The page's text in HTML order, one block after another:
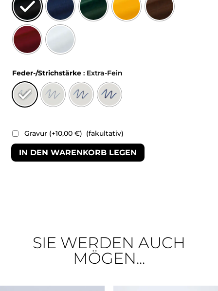
Feder-/Strichstärke : Extra-Fein
Gravur (+10,00€) (fakultativ)
IN DEN WARENKORB LEGEN
SIE WERDEN AUCH
MÖGEN...